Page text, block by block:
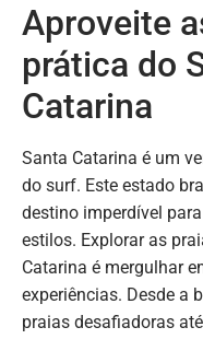
Aproveite
prática do
Catarina
Santa Catarina é um
do surf. Este estado
destino imperdível
estilos. Explorar as
Catarina é mergulhar
experiências. Desde a
praias desafiadoras